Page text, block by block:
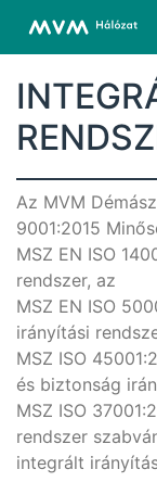
Az MVM
9001:2015
MSZ EN ISO
rendszer, az
MSZ EN ISO
irányítási
MSZ ISO
és biztonság
MSZ ISO
rendszer
integrált